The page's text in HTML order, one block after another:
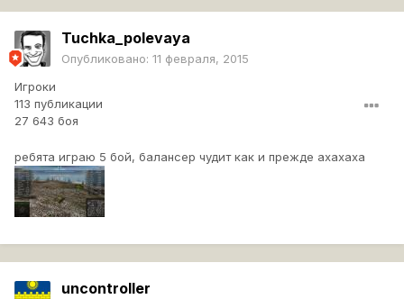
Tuchka_polevaya
Опубликовано: 11 февраля, 2015
Игроки
113 публикации
27 643 боя
ребята играю 5 бой, балансер чудит как и прежде ахахаха
uncontroller